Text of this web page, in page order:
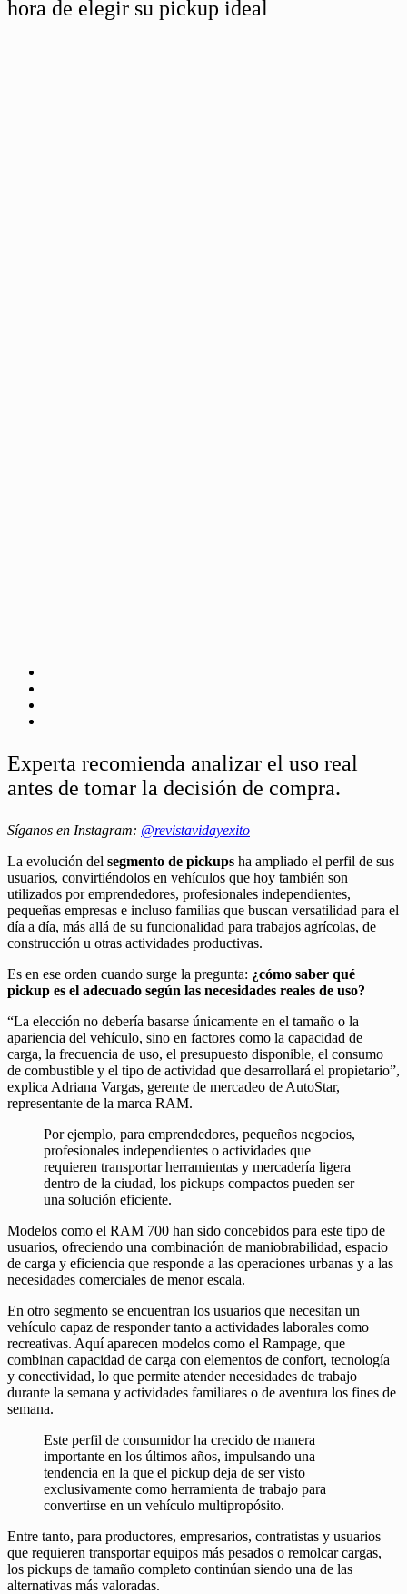
hora de elegir su pickup ideal
Experta recomienda analizar el uso real
antes de tomar la decisión de compra.
Síganos en Instagram: @revistavidayexito
La evolución del segmento de pickups ha ampliado el perfil de sus
usuarios, convirtiéndolos en vehículos que hoy también son
utilizados por emprendedores, profesionales independientes,
pequeñas empresas e incluso familias que buscan versatilidad para el
día a día, más allá de su funcionalidad para trabajos agrícolas, de
construcción u otras actividades productivas.
Es en ese orden cuando surge la pregunta: ¿cómo saber qué
pickup es el adecuado según las necesidades reales de uso?
“La elección no debería basarse únicamente en el tamaño o la
apariencia del vehículo, sino en factores como la capacidad de
carga, la frecuencia de uso, el presupuesto disponible, el consumo
de combustible y el tipo de actividad que desarrollará el propietario”,
explica Adriana Vargas, gerente de mercadeo de AutoStar,
representante de la marca RAM.
Por ejemplo, para emprendedores, pequeños negocios,
profesionales independientes o actividades que
requieren transportar herramientas y mercadería ligera
dentro de la ciudad, los pickups compactos pueden ser
una solución eficiente.
Modelos como el RAM 700 han sido concebidos para este tipo de
usuarios, ofreciendo una combinación de maniobrabilidad, espacio
de carga y eficiencia que responde a las operaciones urbanas y a las
necesidades comerciales de menor escala.
En otro segmento se encuentran los usuarios que necesitan un
vehículo capaz de responder tanto a actividades laborales como
recreativas. Aquí aparecen modelos como el Rampage, que
combinan capacidad de carga con elementos de confort, tecnología
y conectividad, lo que permite atender necesidades de trabajo
durante la semana y actividades familiares o de aventura los fines de
semana.
Este perfil de consumidor ha crecido de manera
importante en los últimos años, impulsando una
tendencia en la que el pickup deja de ser visto
exclusivamente como herramienta de trabajo para
convertirse en un vehículo multipropósito.
Entre tanto, para productores, empresarios, contratistas y usuarios
que requieren transportar equipos más pesados o remolcar cargas,
los pickups de tamaño completo continúan siendo una de las
alternativas más valoradas.